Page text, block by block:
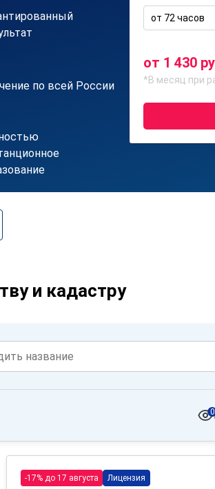
по всей России
от 72 часов
от 1 430
*В месяц при
и кадастру
0
-17% до 17 августа Лицензия